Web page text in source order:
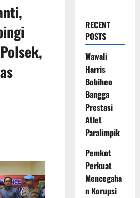
RECENT
POSTS
Wawali
Harris
Bobiheo
Bangga
Prestasi
Atlet
Paralimpik
Pemkot
Perkuat
Mencegaha
n Korupsi